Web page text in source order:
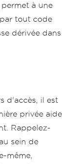
permet à une
tout code
dérivée dans
d'accès, il est
privée aide
Rappelez-
sein de
même,